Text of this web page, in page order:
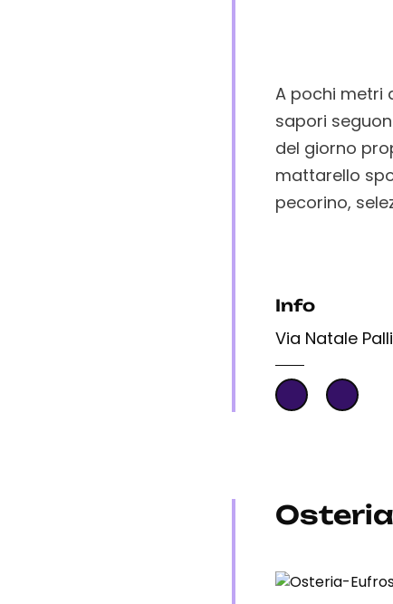
A pochi metri
sapori
del giorno
mattarello
pecorino,
Info
Via Natale